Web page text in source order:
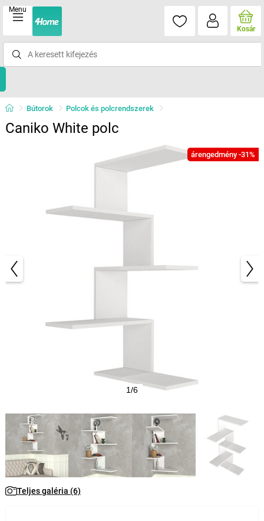
Menu
Kosár
Bútorok Polcok és polcrendszerek
Caniko White polc
árengedmény -31%
1/6
Teljes galéria (6)